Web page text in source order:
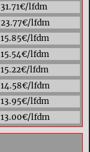
31.71€/lfdm
23.77€/lfdm
15.85€/lfdm
15.54€/lfdm
15.22€/lfdm
14.58€/lfdm
13.95€/lfdm
13.00€/lfdm